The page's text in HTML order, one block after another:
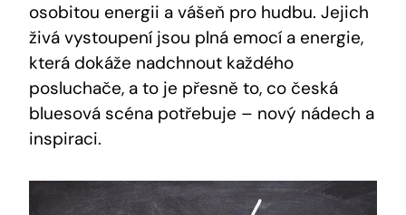
osobitou energii a vášeň pro hudbu. Jejich
živá vystoupení jsou plná emocí a energie,
která dokáže nadchnout každého
posluchače, a to je přesně to, co česká
bluesová scéna potřebuje – nový nádech a
inspiraci.